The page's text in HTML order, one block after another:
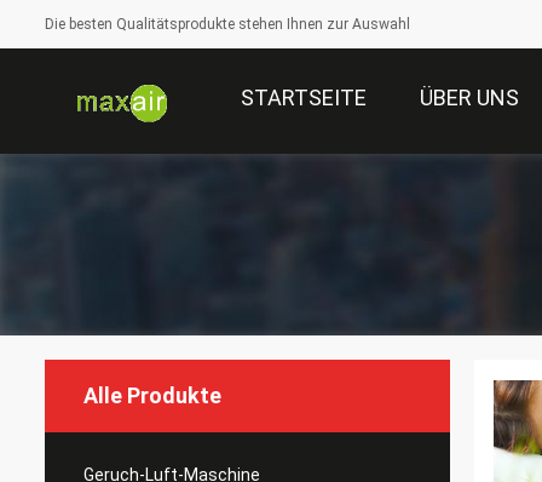
Die besten Qualitätsprodukte stehen Ihnen zur Auswahl
STARTSEITE ÜBER UNS
Alle Produkte
Geruch-Luft-Maschine